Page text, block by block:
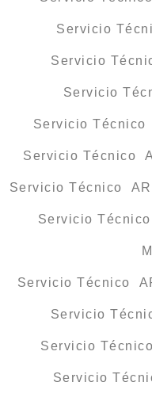
Servicio
Servicio
Servicio
Servicio
Servicio Técnico
Servicio Técnico
Servicio
Servicio Técnico
Servicio
Servicio
Servicio